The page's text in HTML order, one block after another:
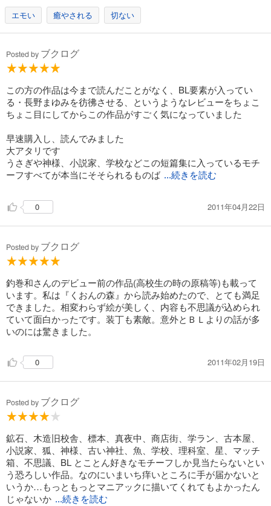
エモい 癒やされる 切ない
Posted by ブクログ
この方の作品は今まで読んだことがなく、BL要素が入ってい
る・長野まゆみを彷彿させる、というようなレビューをちょこ
ちょこ目にしてからこの作品がすごく気になっていました
早速購入し、読んでみました
大アタリです
うさぎや神様、小説家、学校などこの短篇集に入っているモチ
ーフすべてが本当にそそられるものば ...続きを読む
0 2011年04月22日
Posted by ブクログ
釣巻和さんのデビュー前の作品(高校生の時の原稿等)も載って
います。私は『くおんの森』から読み始めたので、とても満足
できました。相変わらず絵が美しく、内容も不思議が込められ
ていて面白かったです。装丁も素敵。意外とＢＬよりの話が多
いのには驚きました。
0 2011年02月19日
Posted by ブクログ
鉱石、木造旧校舎、標本、真夜中、商店街、学ラン、古本屋、
小説家、狐、神様、古い神社、魚、学校、理科室、星、マッチ
箱、不思議、BL とことん好きなモチーフしか見当たらないとい
う恐ろしい作品。なのにいまいち痒いところに手が届かないと
いうか…もっともっとマニアックに描いてくれてもよかったん
じゃないか ...続きを読む